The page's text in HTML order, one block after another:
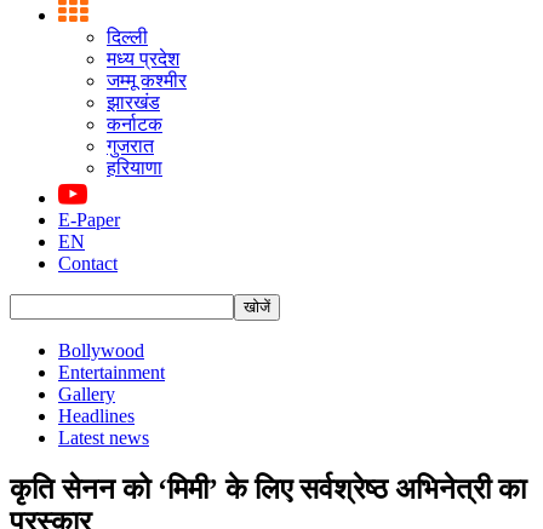
दिल्ली
मध्य प्रदेश
जम्मू कश्मीर
झारखंड
कर्नाटक
गुजरात
हरियाणा
E-Paper
EN
Contact
Bollywood
Entertainment
Gallery
Headlines
Latest news
कृति सेनन को ‘मिमी’ के लिए सर्वश्रेष्ठ अभिनेत्री का
पुरस्कार